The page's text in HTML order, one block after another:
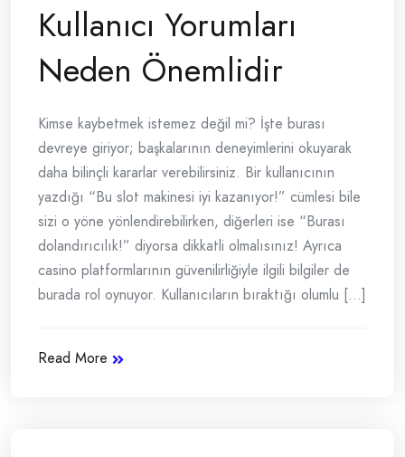
Kullanıcı Yorumları
Neden Önemlidir
Kimse kaybetmek istemez değil mi? İşte burası
devreye giriyor; başkalarının deneyimlerini okuyarak
daha bilinçli kararlar verebilirsiniz. Bir kullanıcının
yazdığı “Bu slot makinesi iyi kazanıyor!” cümlesi bile
sizi o yöne yönlendirebilirken, diğerleri ise “Burası
dolandırıcılık!” diyorsa dikkatli olmalısınız! Ayrıca
casino platformlarının güvenilirliğiyle ilgili bilgiler de
burada rol oynuyor. Kullanıcıların bıraktığı olumlu [...]
Read More